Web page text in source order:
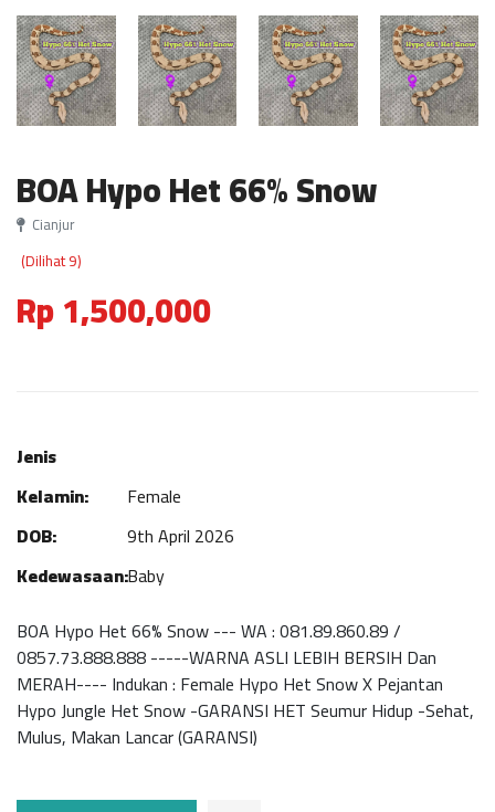
BOA Hypo Het 66% Snow
Cianjur
(Dilihat 9)
Rp 1,500,000
Jenis
Kelamin:
Female
DOB:
9th April 2026
Kedewasaan:Baby
BOA Hypo Het 66% Snow --- WA : 081.89.860.89 /
0857.73.888.888 -----WARNA ASLI LEBIH BERSIH Dan
MERAH---- Indukan : Female Hypo Het Snow X Pejantan
Hypo Jungle Het Snow -GARANSI HET Seumur Hidup -Sehat,
Mulus, Makan Lancar (GARANSI)